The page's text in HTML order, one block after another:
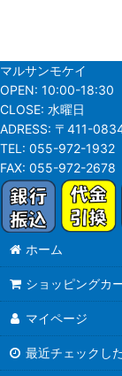
マルサンモケイ
OPEN: 10:00-18:30
CLOSE: 水曜日
ADRESS: 〒411-
TEL: 055-972-1932
FAX: 055-972-2678
ホーム
ショッピングカ
マイページ
最近チェックし